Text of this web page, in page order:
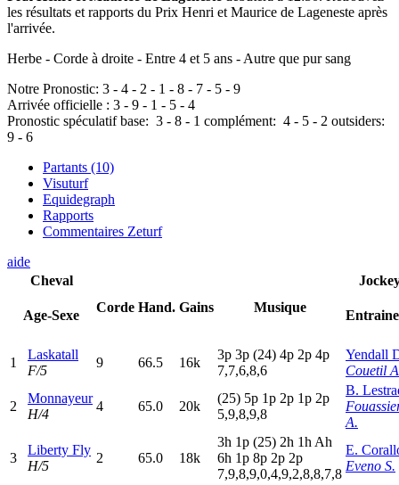
les résultats et rapports du Prix Henri et Maurice de Lageneste après
l'arrivée.
Herbe - Corde à droite - Entre 4 et 5 ans - Autre que pur sang
Notre Pronostic: 3 - 4 - 2 - 1 - 8 - 7 - 5 - 9
Arrivée officielle : 3 - 9 - 1 - 5 - 4
Pronostic spéculatif base: 3 - 8 - 1 complément: 4 - 5 - 2 outsiders:
9 - 6
Partants (10)
Visuturf
Equidegraph
Rapports
Commentaires Zeturf
aide
Cheval
Age-Sexe
Corde Hand. Gains Musique
1
Laskatall
F/5
9 66.5 16k
3p 3p (24) 4p 2p 4p
7,7,6,8,6
Yendall
Couetil
2
Monnayeur
H/4
4 65.0 20k
(25) 5p 1p 2p 1p 2p
5,9,8,9,8
B.
A.
3
Liberty Fly
H/5
2 65.0 18k
3h 1p (25) 2h 1h Ah
6h 1p 8p 2p 2p
7,9,8,9,0,4,9,2,8,8,7,8
E.
Eveno S.